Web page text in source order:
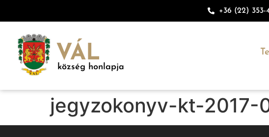
+36 (22) 353-
VÁL
község honlapja
jegyzokonyv-kt-2017-